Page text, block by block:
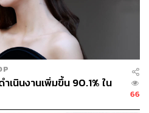
THE AUTHOR
TEAM
าธิการ THE STANDARD
เนินงานเพิ่มขึ้น 90.1% ใน
66